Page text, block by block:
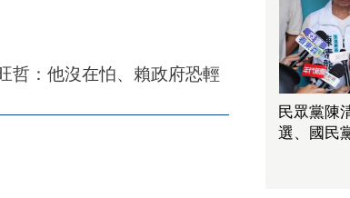
哲：他沒在怕、賴政府恐輕
民眾黨陳
選、國民
燕：共創